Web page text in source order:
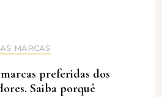
AS MARCAS
marcas preferidas dos
Saiba porquê